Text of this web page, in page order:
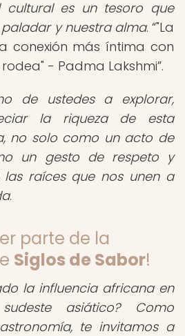
cultural es un tesoro que
y nuestra alma. "La
conexión más íntima con
- Padma Lakshmi .
de ustedes a explorar,
la riqueza de esta
no solo como un acto de
un gesto de respeto y
raíces que nos unen a
.
parte de la
Siglos de Sabor!
la influencia africana en
asiático?Como
te invitamos a